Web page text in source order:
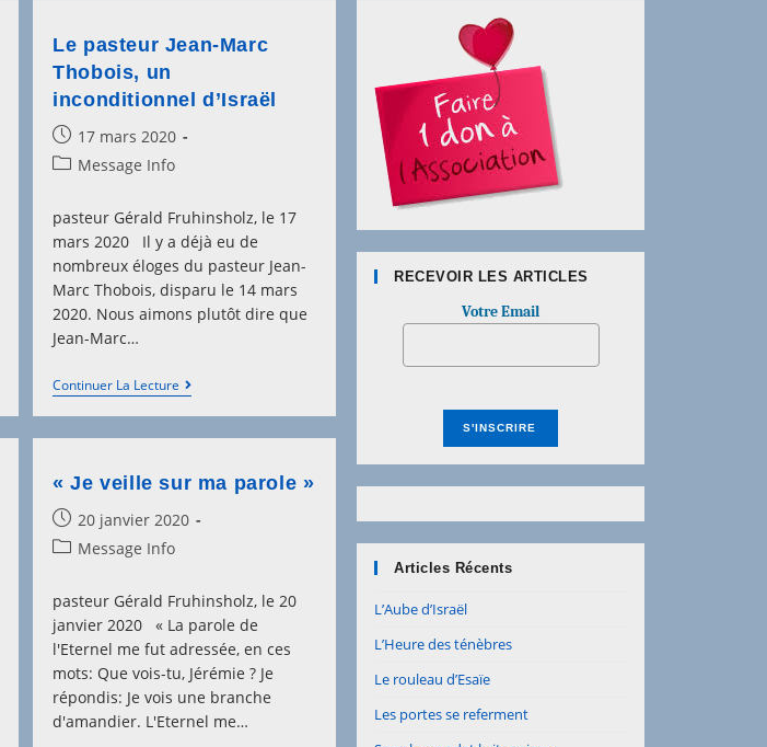
Le pasteur Jean-Marc
Thobois, un
inconditionnel d’Israël
Post
published:
17 mars 2020
PostMessage Info
pasteur Gérald Fruhinsholz, le 17
mars 2020 Il y a déjà eu de
nombreux éloges du pasteur Jean-
Marc Thobois, disparu le 14 mars
2020. Nous aimons plutôt dire que
Jean-Marc…
Continuer La Lecture Le
Pasteur
Jean-
Marc
Inconditionnel
« Je veille sur ma parole »
Post
published:
20 janvier 2020
PostMessage Info
pasteur Gérald Fruhinsholz, le 20
janvier 2020 « La parole de
l'Eternel me fut adressée, en ces
mots: Que vois-tu, Jérémie ? Je
répondis: Je vois une branche
d'amandier. L'Eternel me…
RECEVOIR LES ARTICLES
Votre Email
Articles Récents
L’Aube d’Israël
L’Heure des ténèbres
Le rouleau d’Esaïe
Les portes se referment